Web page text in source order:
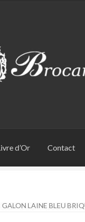
d’Or Contact
GALON LAINE BLEU